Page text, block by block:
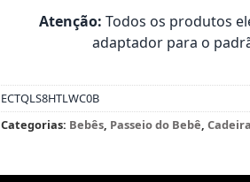
Atenção: Todos os produtos
adaptador para o
ECTQLS8HTLWC0B
Categorias: Bebês, Passeio do Bebê,